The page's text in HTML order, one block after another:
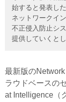
始すると発表し
ネットワークイ
不正侵入防止シ
提供していくとし
最新版の
ラウドベースの
at Intelligence（